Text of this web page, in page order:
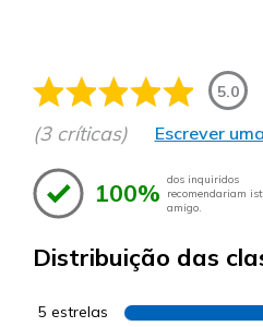
5.0
(3 críticas) Escrever
100% dos inquiridos
recomendariam
amigo.
Distribuição das
5 estrelas